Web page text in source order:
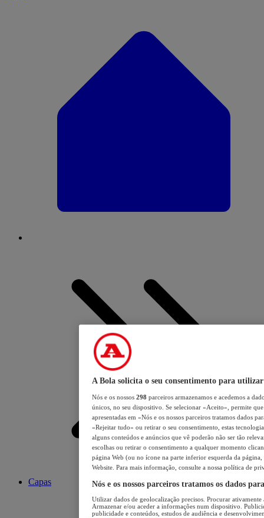
Capas
A Bola solicita o seu consentimento para utilizar
Nós e os nossos 298 parceiros armazenamos e acedemos a
únicos, no seu dispositivo. Se selecionar «Aceito», permite
apresentadas em «Nós e os nossos parceiros tratamos dados
«Rejeitar tudo» ou retirar o seu consentimento, estas
alguns conteúdos e anúncios que vê poderão não ser tão
escolhas ou retirar o consentimento a qualquer momento
página Web (ou no ícone na parte inferior esquerda da página,
Website. Para mais informação, consulte a nossa política de
Nós e os nossos parceiros tratamos os dados
Utilizar dados de geolocalização precisos. Procurar
Armazenar e/ou aceder a informações num dispositivo.
publicidade e conteúdos, estudos de audiência e